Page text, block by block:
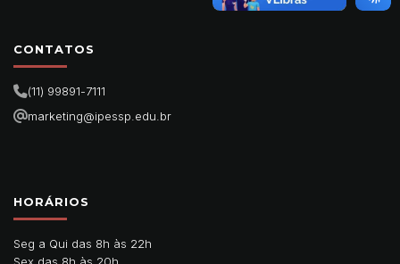
CONTATOS
(11) 99891-7111
marketing@ipessp.edu.br
HORÁRIOS
Seg a Qui das 8h às 22h